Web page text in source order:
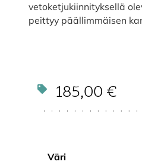
vetoketjukiinnityksellä
peittyy päällimmäisen
185,00 €
Väri